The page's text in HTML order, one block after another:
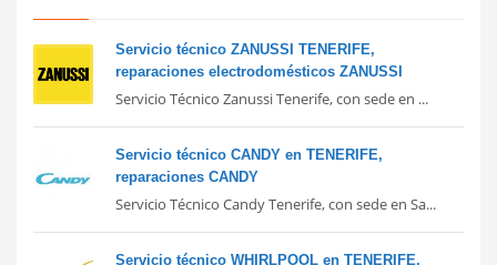
Servicio técnico ZANUSSI TENERIFE,
reparaciones electrodomésticos ZANUSSI
Servicio Técnico Zanussi Tenerife, con sede en ...
Servicio técnico CANDY en TENERIFE,
reparaciones CANDY
Servicio Técnico Candy Tenerife, con sede en Sa...
Servicio técnico WHIRLPOOL en TENERIFE,